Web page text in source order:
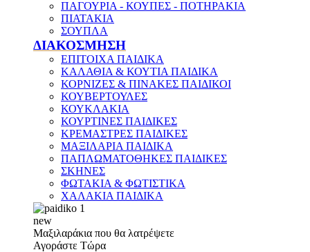
ΠΑΓΟΥΡΙΑ - ΚΟΥΠΕΣ - ΠΟΤΗΡΑΚΙΑ
ΠΙΑΤΑΚΙΑ
ΣΟΥΠΛΑ
ΔΙΑΚΟΣΜΗΣΗ
ΕΠΙΤΟΙΧΑ ΠΑΙΔΙΚΑ
ΚΑΛΑΘΙΑ & ΚΟΥΤΙΑ ΠΑΙΔΙΚΑ
ΚΟΡΝΙΖΕΣ & ΠΙΝΑΚΕΣ ΠΑΙΔΙΚΟΙ
ΚΟΥΒΕΡΤΟΥΛΕΣ
ΚΟΥΚΛΑΚΙΑ
ΚΟΥΡΤΙΝΕΣ ΠΑΙΔΙΚΕΣ
ΚΡΕΜΑΣΤΡΕΣ ΠΑΙΔΙΚΕΣ
ΜΑΞΙΛΑΡΙΑ ΠΑΙΔΙΚΑ
ΠΑΠΛΩΜΑΤΟΘΗΚΕΣ ΠΑΙΔΙΚΕΣ
ΣΚΗΝΕΣ
ΦΩΤΑΚΙΑ & ΦΩΤΙΣΤΙΚΑ
ΧΑΛΑΚΙΑ ΠΑΙΔΙΚΑ
new
Μαξιλαράκια που θα λατρέψετε
Αγοράστε Τώρα